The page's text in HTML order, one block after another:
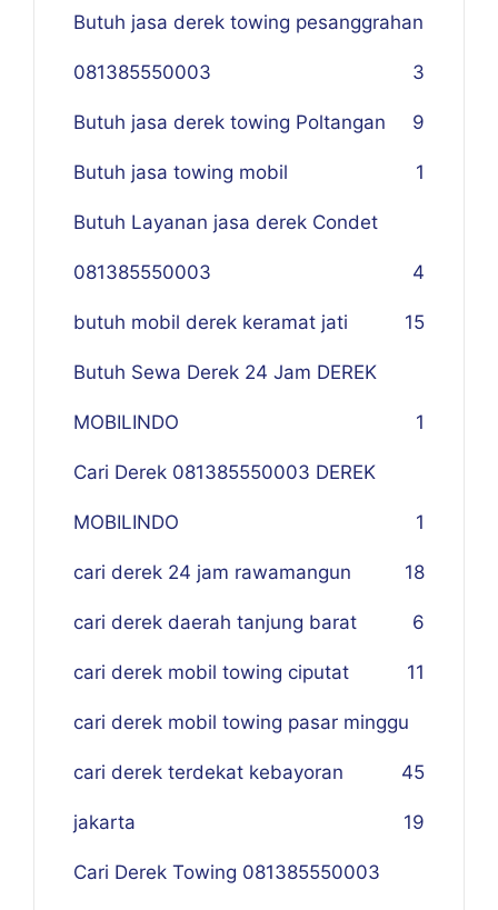
Butuh jasa derek towing pesanggrahan
081385550003 3
Butuh jasa derek towing Poltangan 9
Butuh jasa towing mobil 1
Butuh Layanan jasa derek Condet
081385550003 4
butuh mobil derek keramat jati 15
Butuh Sewa Derek 24 Jam DEREK
MOBILINDO 1
Cari Derek 081385550003 DEREK
MOBILINDO 1
cari derek 24 jam rawamangun 18
cari derek daerah tanjung barat 6
cari derek mobil towing ciputat 11
cari derek mobil towing pasar minggu
45
cari derek terdekat kebayoran
jakarta 19
Cari Derek Towing 081385550003